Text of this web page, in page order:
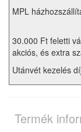
MPL
30.000 Ft feletti
akciós, és extra
Utánvét kezelés
Termék